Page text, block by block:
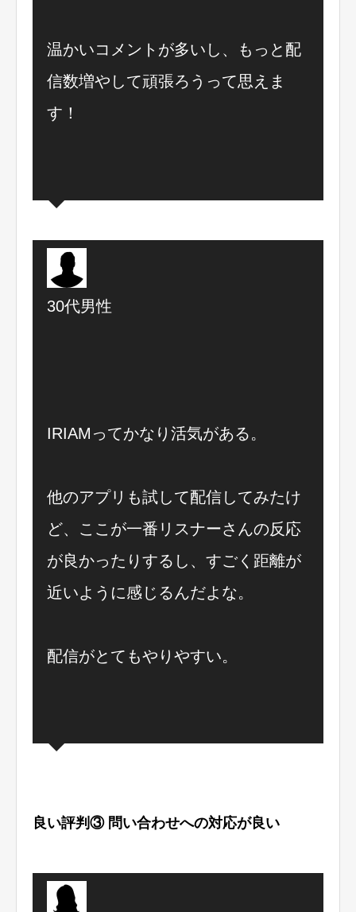
温かいコメントが多いし、もっと配
信数増やして頑張ろうって思えま
す！
30代男性
IRIAMってかなり活気がある。
他のアプリも試して配信してみたけ
ど、ここが一番リスナーさんの反応
が良かったりするし、すごく距離が
近いように感じるんだよな。
配信がとてもやりやすい。
良い評判③ 問い合わせへの対応が良い